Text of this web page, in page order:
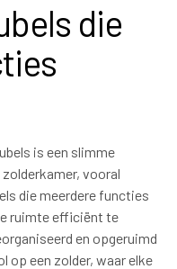
die
is een slimme
vooral
die meerdere functies
ruimte efficiënt te
en opgeruimd
op een zolder, waar elke